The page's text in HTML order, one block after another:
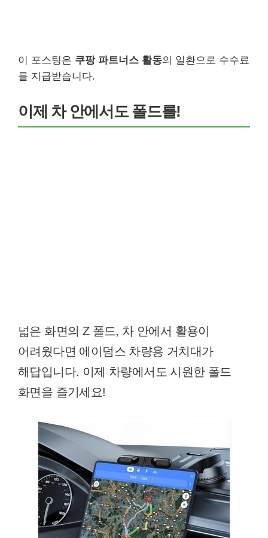
이 포스팅은 쿠팡 파트너스 활동의 일환으로 수수료
를 지급받습니다.
이제 차 안에서도 폴드를!
넓은 화면의 Z 폴드, 차 안에서 활용이
어려웠다면 에이덤스 차량용 거치대가
해답입니다. 이제 차량에서도 시원한 폴드
화면을 즐기세요!